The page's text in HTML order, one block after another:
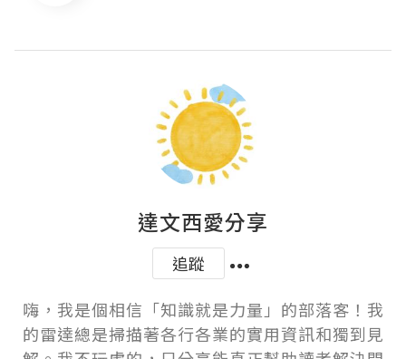
達文西愛分享
追蹤
嗨，我是個相信「知識就是力量」的部落客！我
的雷達總是掃描著各行各業的實用資訊和獨到見